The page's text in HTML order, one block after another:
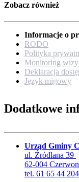
Zobacz również
Informacje o
RODO
Polityka
Monitoring
Deklaracja
Język migowy
Dodatkowe
Urząd Gminy
ul. Źródlana 39
62-004
tel. 61 65 44 204